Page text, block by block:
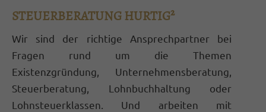
info@stb-hurtig.de
ABOUT US
Lorem ipsum dolor sit amet, consectetuer
adipiscing elit.
STEUERBERATUNG HURTIG²
Wir sind der richtige Ansprechpartner bei
Fragen rund um die Themen
Existenzgründung, Unternehmensberatung,
Steuerberatung, Lohnbuchhaltung oder
Lohnsteuerklassen. Und arbeiten mit